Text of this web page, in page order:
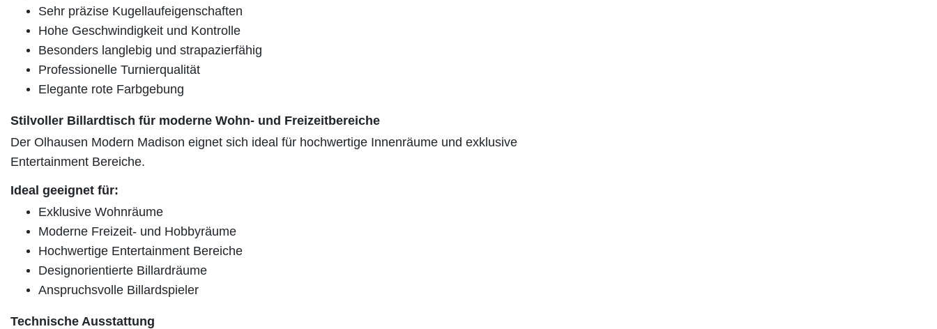
Sehr präzise Kugellaufeigenschaften
Hohe Geschwindigkeit und Kontrolle
Besonders langlebig und strapazierfähig
Professionelle Turnierqualität
Elegante rote Farbgebung
Stilvoller Billardtisch für moderne Wohn- und Freizeitbereiche
Der Olhausen Modern Madison eignet sich ideal für hochwertige Innenräume und exklusive
Entertainment Bereiche.
Ideal geeignet für:
Exklusive Wohnräume
Moderne Freizeit- und Hobbyräume
Hochwertige Entertainment Bereiche
Designorientierte Billardräume
Anspruchsvolle Billardspieler
Technische Ausstattung